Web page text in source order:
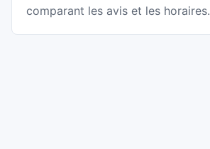
comparant les avis et les horaires.